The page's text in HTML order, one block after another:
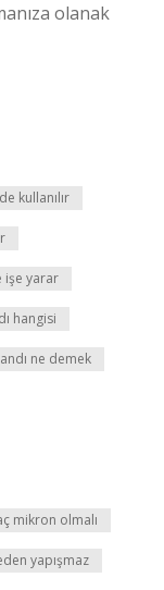
olanak
kullanılır
işe yarar
hangisi
ne demek
mikron olmalı
yapışmaz